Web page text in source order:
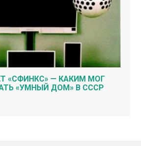
«СФИНКС» — КАКИМ МОГ
«УМНЫЙ ДОМ» В СССР